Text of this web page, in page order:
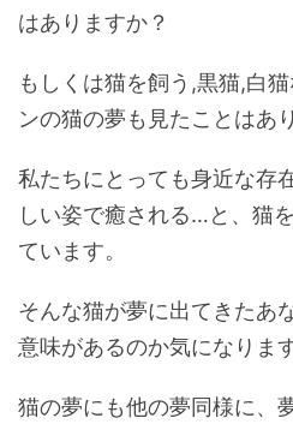
はありますか？
もしくは猫を飼う,黒猫,白
ンの猫の夢も見たことはあ
私たちにとっても身近な存
しい姿で癒される…と、猫
ています。
そんな猫が夢に出てきたあ
意味があるのか気になりま
猫の夢にも他の夢同様に、